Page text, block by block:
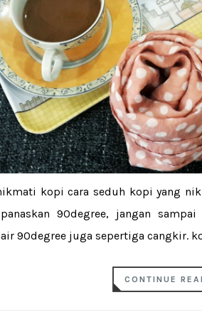
kopi cara seduh kopi yang
90degree, jangan
90degree juga sepertiga cangkir.
CONTINUE